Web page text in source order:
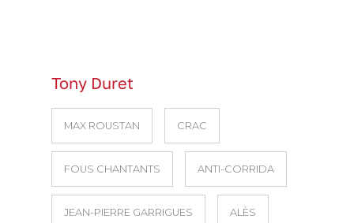
Tony Duret
MAX ROUSTAN CRAC
FOUS CHANTANTS ANTI-CORRIDA
JEAN-PIERRE GARRIGUES ALÈS